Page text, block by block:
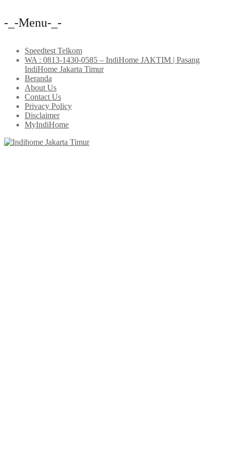
-_-Menu-_-
Speedtest Telkom
WA : 0813-1430-0585 – IndiHome JAKTIM | Pasang
IndiHome Jakarta Timur
Beranda
About Us
Contact Us
Privacy Policy
Disclaimer
MyIndiHome